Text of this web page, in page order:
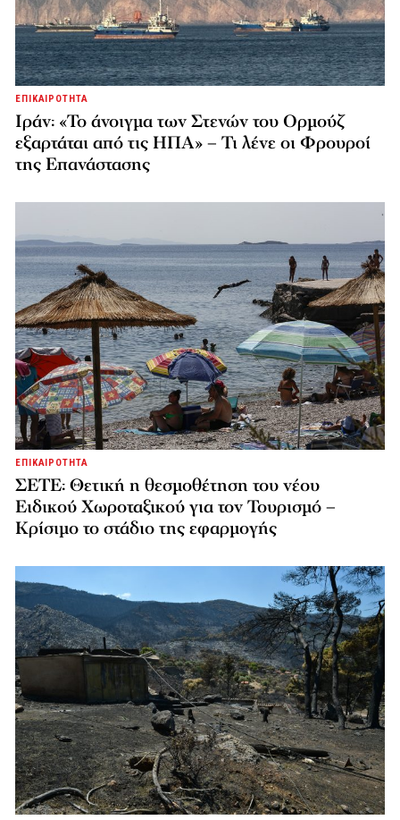
ΕΠΙΚΑΙΡΟΤΗΤΑ
Ιράν: «Το άνοιγμα των Στενών του Ορμούζ
εξαρτάται από τις ΗΠΑ» – Τι λένε οι Φρουροί
της Επανάστασης
ΕΠΙΚΑΙΡΟΤΗΤΑ
ΣΕΤΕ: Θετική η θεσμοθέτηση του νέου
Ειδικού Χωροταξικού για τον Τουρισμό –
Κρίσιμο το στάδιο της εφαρμογής